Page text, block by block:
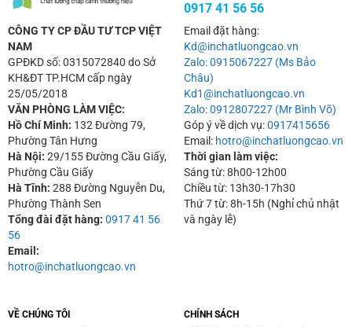
CÔNG TY CP ĐẦU TƯ TCP VIỆT
NAM
GPĐKD số: 0315072840 do Sở
KH&ĐT TP.HCM cấp ngày
25/05/2018
VĂN PHÒNG LÀM VIỆC:
Hồ Chí Minh: 132 Đường 79,
Phường Tân Hưng
Hà Nội: 29/155 Đường Cầu Giấy,
Phường Cầu Giấy
Hà Tĩnh: 288 Đường Nguyễn Du,
Phường Thành Sen
Tổng đài đặt hàng: 0917 41 56
56
Email:
hotro@inchatluongcao.vn
0917 41 56 56
Email đặt hàng:
Kd@inchatluongcao.vn
Zalo: 0915067227 (Ms Bảo
Châu)
Kd1@inchatluongcao.vn
Zalo: 0912807227 (Mr Bình Võ)
Góp ý về dịch vụ:0917415656
Email: hotro@inchatluongcao.vn
Thời gian làm việc:
Sáng từ: 8h00-12h00
Chiều từ: 13h30-17h30
Thứ 7 từ: 8h-15h (Nghỉ chủ nhật
và ngày lễ)
VỀ CHÚNG TÔI CHÍNH SÁCH